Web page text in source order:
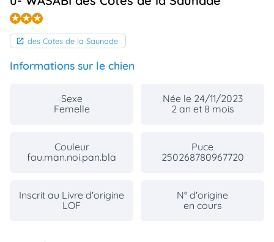
des Cotes de la Saunade
Informations sur le chien
Sexe
Femelle
Née le 24/11/2023
2 an et 8 mois
Couleur
fau.man.noi.pan.bla
Puce
250268780967720
Inscrit au Livre d'origine
LOF
N° d'origine
en cours